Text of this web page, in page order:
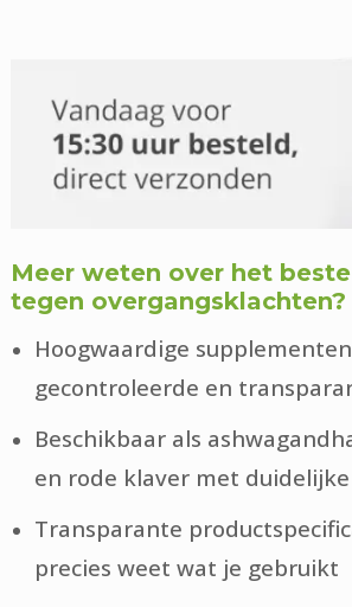
Meer weten over het
tegen overgangsklachten?
Hoogwaardige
gecontroleerde en
Beschikbaar als
en rode klaver met
Transparante
precies weet wat je gebruikt